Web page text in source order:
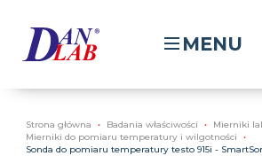
MENU
Strona główna Badania właściwości
Mierniki
Mierniki do pomiaru temperatury i wilgotności
Sonda do pomiaru temperatury testo 915i -